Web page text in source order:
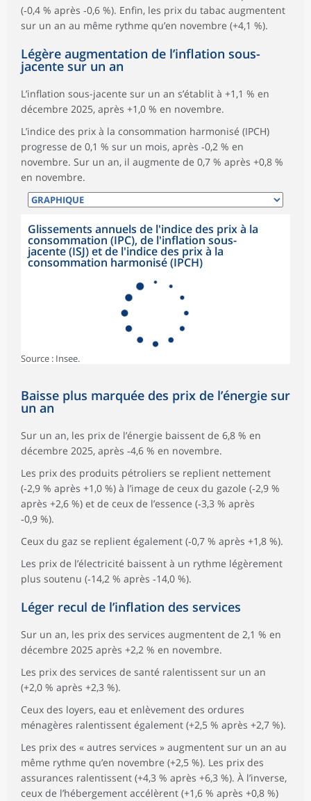
(‑0,4 % après ‑0,6 %). Enfin, les prix du tabac augmentent
sur un an au même rythme qu’en novembre (+4,1 %).
Légère augmentation de l’inflation sous-
jacente sur un an
L’inflation sous-jacente sur un an s’établit à +1,1 % en
décembre 2025, après +1,0 % en novembre.
L’indice des prix à la consommation harmonisé (IPCH)
progresse de 0,1 % sur un mois, après ‑0,2 % en
novembre. Sur un an, il augmente de 0,7 % après +0,8 %
en novembre.
Glissements annuels de l'indice des prix à la
consommation (IPC), de l'inflation sous-
jacente (ISJ) et de l'indice des prix à la
consommation harmonisé (IPCH)
Source : Insee.
Baisse plus marquée des prix de l’énergie sur
un an
Sur un an, les prix de l’énergie baissent de 6,8 % en
décembre 2025, après ‑4,6 % en novembre.
Les prix des produits pétroliers se replient nettement
(‑2,9 % après +1,0 %) à l’image de ceux du gazole (‑2,9 %
après +2,6 %) et de ceux de l’essence (‑3,3 % après
‑0,9 %).
Ceux du gaz se replient également (‑0,7 % après +1,8 %).
Les prix de l’électricité baissent à un rythme légèrement
plus soutenu (‑14,2 % après ‑14,0 %).
Léger recul de l’inflation des services
Sur un an, les prix des services augmentent de 2,1 % en
décembre 2025 après +2,2 % en novembre.
Les prix des services de santé ralentissent sur un an
(+2,0 % après +2,3 %).
Ceux des loyers, eau et enlèvement des ordures
ménagères ralentissent également (+2,5 % après +2,7 %).
Les prix des « autres services » augmentent sur un an au
même rythme qu’en novembre (+2,5 %). Les prix des
assurances ralentissent (+4,3 % après +6,3 %). À l’inverse,
ceux de l’hébergement accélèrent (+1,6 % après +0,8 %)